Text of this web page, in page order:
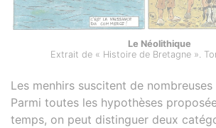
Le Néolithique
Extrait de « Histoire de Bretagne ».
Les menhirs suscitent de
Parmi toutes les hypothèses
temps, on peut distinguer deux